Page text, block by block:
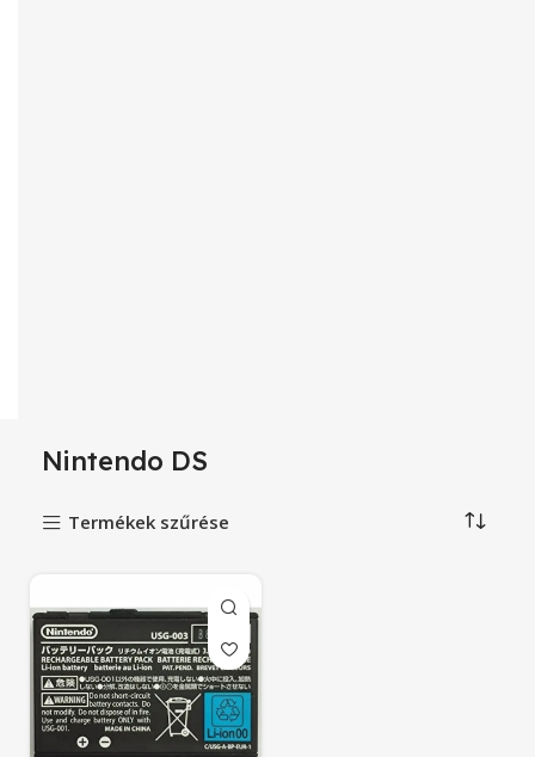
Nintendo DS
Termékek szűrése